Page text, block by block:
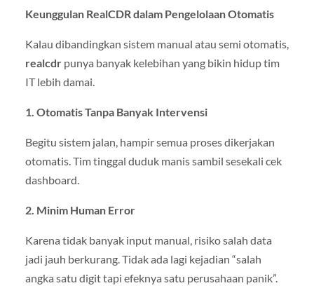
Keunggulan RealCDR dalam Pengelolaan Otomatis
Kalau dibandingkan sistem manual atau semi otomatis,
realcdrpunya banyak kelebihan yang bikin hidup tim
IT lebih damai.
1. Otomatis Tanpa Banyak Intervensi
Begitu sistem jalan, hampir semua proses dikerjakan
otomatis. Tim tinggal duduk manis sambil sesekali cek
dashboard.
2. Minim Human Error
Karena tidak banyak input manual, risiko salah data
jadi jauh berkurang. Tidak ada lagi kejadian “salah
angka satu digit tapi efeknya satu perusahaan panik”.